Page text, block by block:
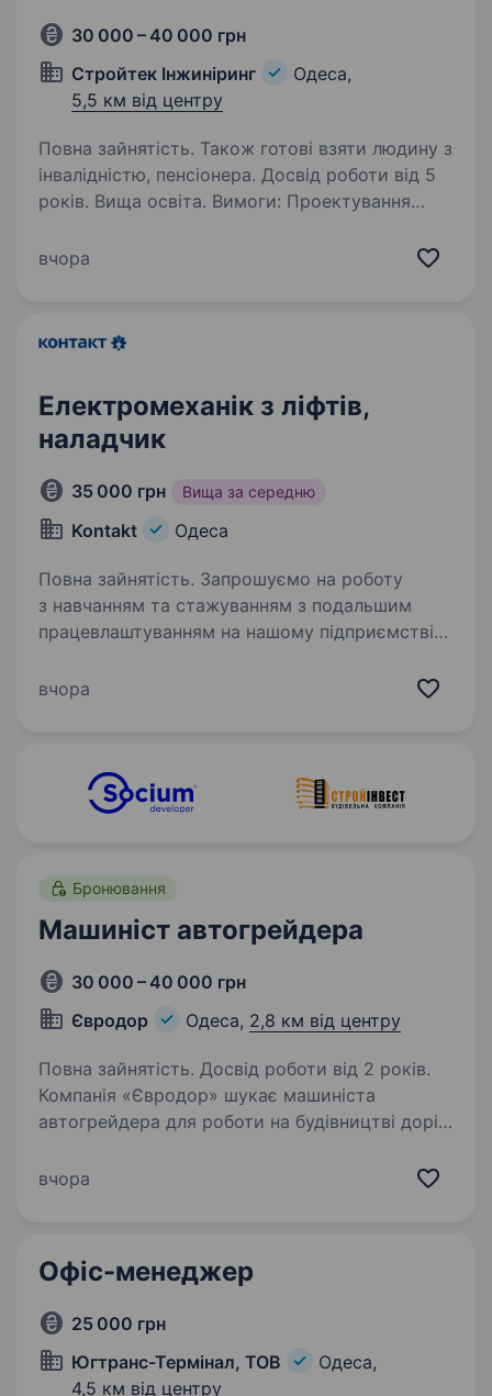
30 000 – 40 000 грн
Стройтек Інжиніринг
Одеса,
5,5 км від центру
Повна зайнятість. Також готові взяти людину з
інвалідністю, пенсіонера. Досвід роботи від 5
років. Вища освіта. Вимоги: Проектування
водопостачання та водовідведення, басейнів.
організація, яка спеціалізується…
вчора
Електромеханік з ліфтів,
наладчик
35 000 грн Вища за середню
Kontakt Одеса
Повна зайнятість. Запрошуємо на роботу
з навчанням та стажуванням з подальшим
працевлаштуванням на нашому підприємстві
Робота із інтелектуальним ліфтовим
вчора
Бронювання
Машиніст автогрейдера
30 000 – 40 000 грн
Євродор
Одеса, 2,8 км від центру
Повна зайнятість. Досвід роботи від 2 років.
Компанія «Євродор» шукає машиніста
автогрейдера для роботи на будівництві доріг
видів робіт з використанням автогрейдера
вчора
Офіс-менеджер
25 000 грн
Югтранс-Термінал, ТОВ
Одеса,
4,5 км від центру